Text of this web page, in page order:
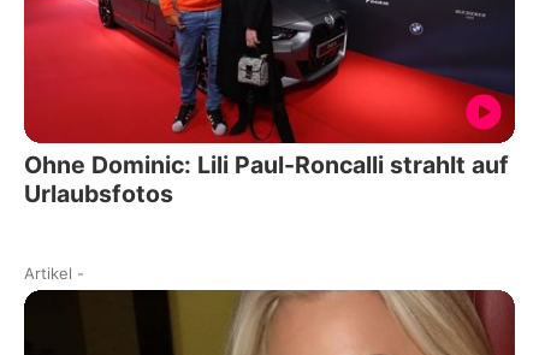
Ohne Dominic: Lili Paul-Roncalli strahlt auf
Urlaubsfotos
Artikel -